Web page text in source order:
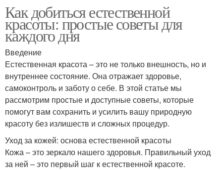
Как добиться естественной
красоты: простые советы для
каждого дня
Введение
Естественная красота – это не только внешность, но и
внутреннее состояние. Она отражает здоровье,
самоконтроль и заботу о себе. В этой статье мы
рассмотрим простые и доступные советы, которые
помогут вам сохранить и усилить вашу природную
красоту без излишеств и сложных процедур.
Уход за кожей: основа естественной красоты
Кожа – это зеркало нашего здоровья. Правильный уход
за ней – это первый шаг к естественной красоте.